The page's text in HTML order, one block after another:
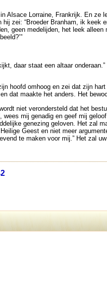
Alsace Lorraine, Frankrijk. En
zei: “Broeder Branham, ik
geen medelijden, het leek
daar staat een altaar
hoofd omhoog en zei dat zijn
dat maakte het anders. Het
niet verondersteld dat het
mij genadig en geef mij
genezing geloven. Het zal
Geest en niet meer
te maken voor mij.” Het zal